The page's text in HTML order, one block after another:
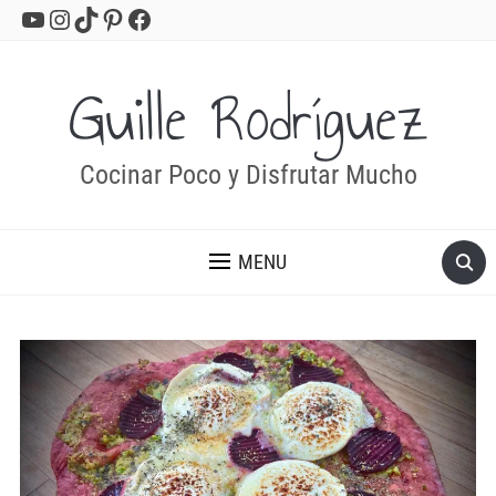
YouTube
Instagram
TikTok
Pinterest
Facebook
Guille Rodríguez
Cocinar Poco y Disfrutar Mucho
MENU